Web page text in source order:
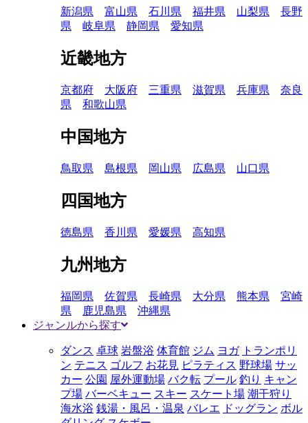
新潟県 富山県 石川県 福井県 山梨県
長野
県
岐阜県 静岡県 愛知県
近畿地方
京都府 大阪府 三重県 滋賀県 兵庫県
奈良
県
和歌山県
中国地方
鳥取県 島根県 岡山県 広島県 山口県
四国地方
徳島県 香川県 愛媛県 高知県
九州地方
福岡県 佐賀県 長崎県 大分県 熊本県
宮崎
県
鹿児島県
沖縄県
ジャンルから探す
ダンス 卓球 岩盤浴 体育館 ジム ヨガ トランポリ
ン テニス ゴルフ お花見 ピラティス 野球場 サッ
カー 公園 屋外運動場 バク転 プール 釣り キャン
プ場 バーベキュー スキー スケート場 潮干狩り
海水浴 銭湯・風呂・温泉 バレエ ドッグラン ボル